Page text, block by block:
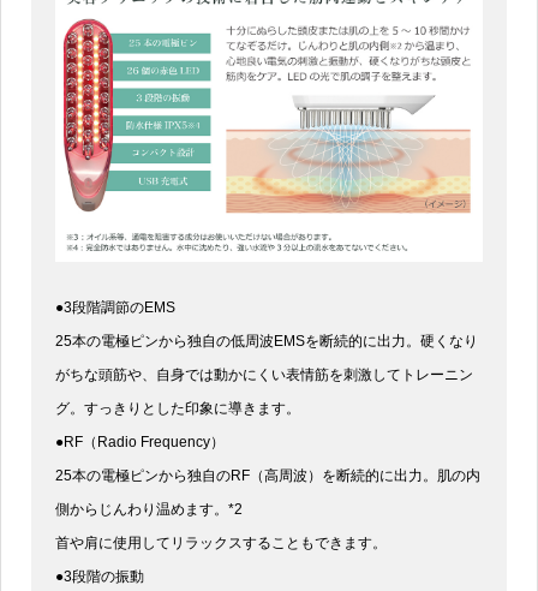
●3段階調節のEMS
25本の電極ピンから独自の低周波EMSを断続的に出力。硬くなり
がちな頭筋や、自身では動かにくい表情筋を刺激してトレーニン
グ。すっきりとした印象に導きます。
●RF（Radio Frequency）
25本の電極ピンから独自のRF（高周波）を断続的に出力。肌の内
側からじんわり温めます。*2
首や肩に使用してリラックスすることもできます。
●3段階の振動